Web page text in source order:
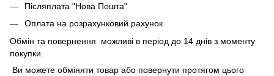
Післяплата "Нова Пошта"
Оплата на розрахунковий рахунок
Обмін та повернення можливі в період до 14 днів з моменту
покупки.
Ви можете обміняти товар або повернути протягом цього